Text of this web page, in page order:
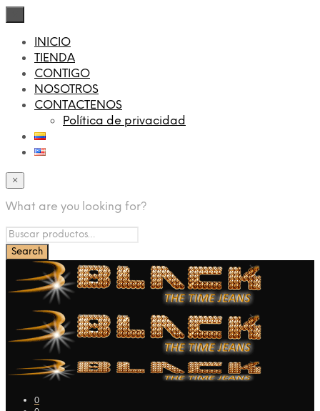
INICIO
TIENDA
CONTIGO
NOSOTROS
CONTACTENOS
Política de privacidad
×
What are you looking for?
0